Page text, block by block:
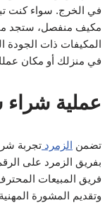
في الخرج. سواء كنت
مكيف منفصل، ستجد ما
المكيفات ذات الجودة
في منزلك أو مكان
عملية شراء
تضمن الزمرد تجربة
فريق المبيعات
وتقديم المشورة